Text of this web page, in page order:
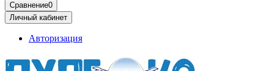
Сравнение0
Личный кабинет
Авторизация